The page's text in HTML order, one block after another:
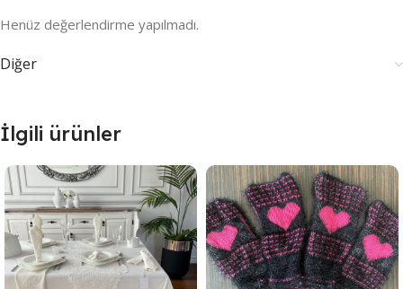
Henüz değerlendirme yapılmadı.
Diğer
İlgili ürünler